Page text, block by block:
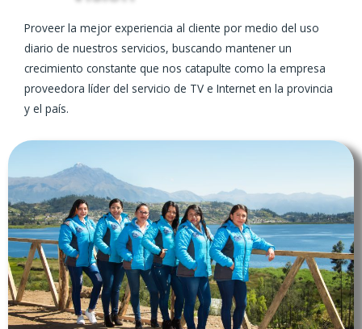
Proveer la mejor experiencia al cliente por medio del uso
diario de nuestros servicios, buscando mantener un
crecimiento constante que nos catapulte como la empresa
proveedora líder del servicio de TV e Internet en la provincia
y el país.